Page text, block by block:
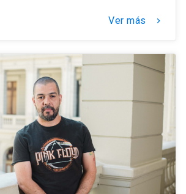
Ver más keyboard_arrow_right